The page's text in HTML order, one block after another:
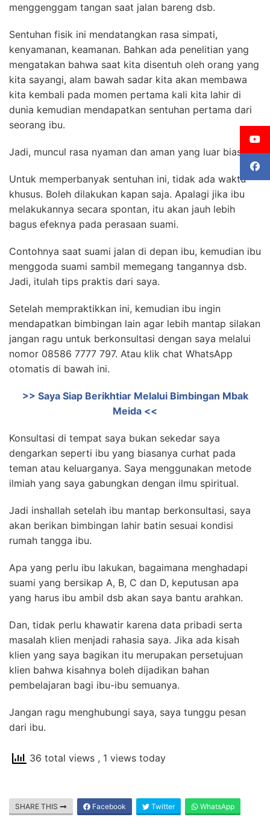
menggenggam tangan saat jalan bareng dsb.
Sentuhan fisik ini mendatangkan rasa simpati,
kenyamanan, keamanan. Bahkan ada penelitian yang
mengatakan bahwa saat kita disentuh oleh orang yang
kita sayangi, alam bawah sadar kita akan membawa
kita kembali pada momen pertama kali kita lahir di
dunia kemudian mendapatkan sentuhan pertama dari
seorang ibu.
Jadi, muncul rasa nyaman dan aman yang luar biasa.
Untuk memperbanyak sentuhan ini, tidak ada waktu
khusus. Boleh dilakukan kapan saja. Apalagi jika ibu
melakukannya secara spontan, itu akan jauh lebih
bagus efeknya pada perasaan suami.
Contohnya saat suami jalan di depan ibu, kemudian ibu
menggoda suami sambil memegang tangannya dsb.
Jadi, itulah tips praktis dari saya.
Setelah mempraktikkan ini, kemudian ibu ingin
mendapatkan bimbingan lain agar lebih mantap silakan
jangan ragu untuk berkonsultasi dengan saya melalui
nomor 08586 7777 797. Atau klik chat WhatsApp
otomatis di bawah ini.
>> Saya Siap Berikhtiar Melalui Bimbingan Mbak
Meida <<
Konsultasi di tempat saya bukan sekedar saya
dengarkan seperti ibu yang biasanya curhat pada
teman atau keluarganya. Saya menggunakan metode
ilmiah yang saya gabungkan dengan ilmu spiritual.
Jadi inshallah setelah ibu mantap berkonsultasi, saya
akan berikan bimbingan lahir batin sesuai kondisi
rumah tangga ibu.
Apa yang perlu ibu lakukan, bagaimana menghadapi
suami yang bersikap A, B, C dan D, keputusan apa
yang harus ibu ambil dsb akan saya bantu arahkan.
Dan, tidak perlu khawatir karena data pribadi serta
masalah klien menjadi rahasia saya. Jika ada kisah
klien yang saya bagikan itu merupakan persetujuan
klien bahwa kisahnya boleh dijadikan bahan
pembelajaran bagi ibu-ibu semuanya.
Jangan ragu menghubungi saya, saya tunggu pesan
dari ibu.
36 total views , 1 views today
SHARE THIS Facebook Twitter WhatsApp